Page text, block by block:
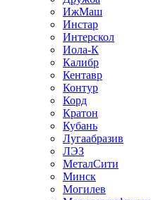
ИжМаш
Инстар
Интерскол
Иола-К
Калибр
Кентавр
Контур
Корд
Кратон
Кубань
Лугаабразив
ЛЭЗ
МеталСити
Минск
Могилев